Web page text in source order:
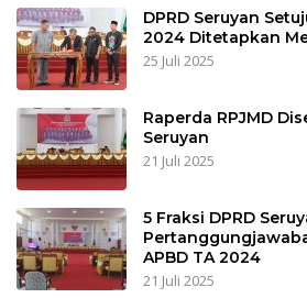
DPRD Seruyan
2024 Ditetapkan
25 Juli 2025
Raperda RPJMD
Seruyan
21 Juli 2025
5 Fraksi DPRD
APBD TA 2024
21 Juli 2025